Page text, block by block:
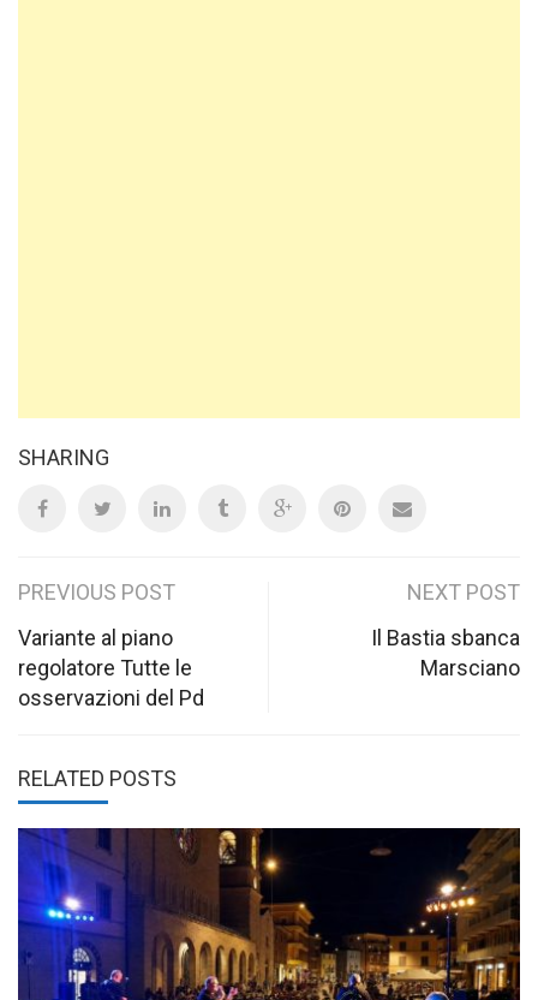
SHARING
Post
navigation
PREVIOUS POST
Variante al piano
regolatore Tutte le
osservazioni del Pd
NEXT POST
Il Bastia sbanca
Marsciano
RELATED POSTS